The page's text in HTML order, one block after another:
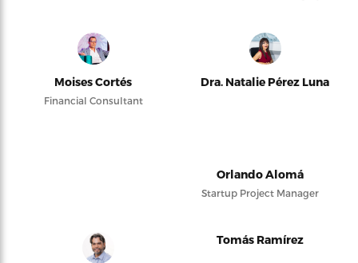
Moises Cortés
Financial Consultant
Dra. Natalie Pérez Luna
Orlando Alomá
Startup Project Manager
Tomás Ramírez